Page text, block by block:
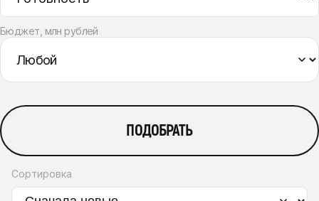
Бюджет, млн рублей
ПОДОБРАТЬ
Сортировка